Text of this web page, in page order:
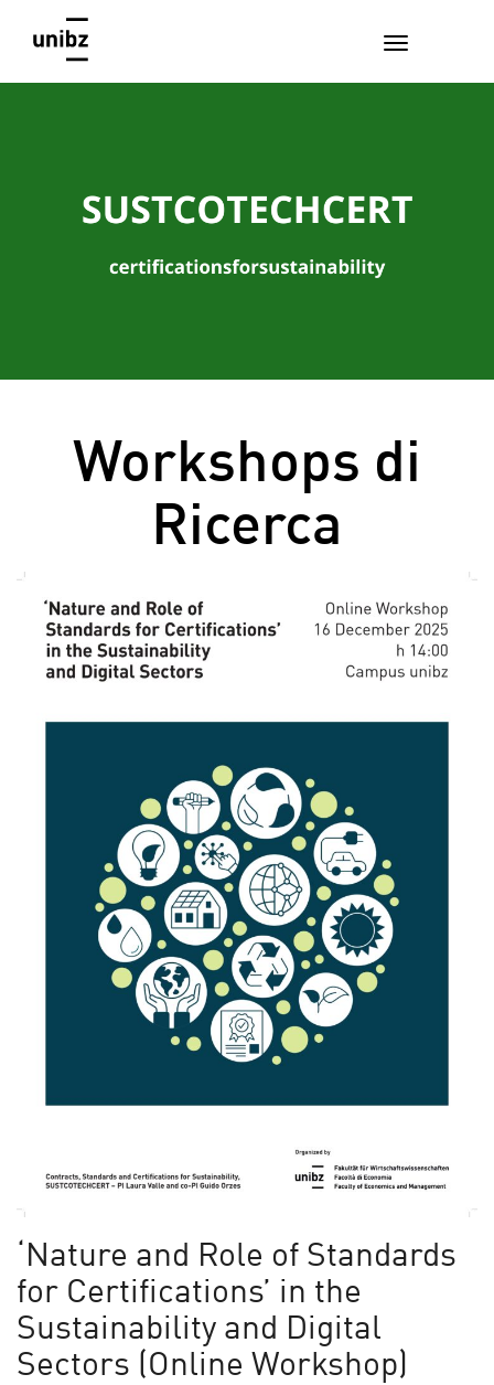
Workshops di
Ricerca
‘Nature and Role of Standards
for Certifications’ in the
Sustainability and Digital
Sectors (Online Workshop)